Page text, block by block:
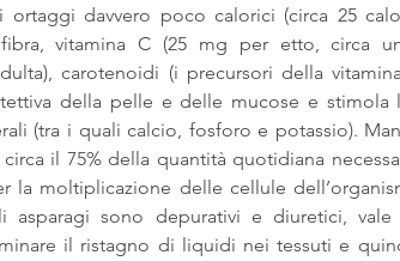
davvero poco calorici (circa 25
vitamina C (25 mg per etto, circa
carotenoidi (i precursori della
della pelle e delle mucose e stimola
(tra i quali calcio, fosforo e potassio).
il 75% della quantità quotidiana
la moltiplicazione delle cellule
asparagi sono depurativi e diuretici,
il ristagno di liquidi nei tessuti e